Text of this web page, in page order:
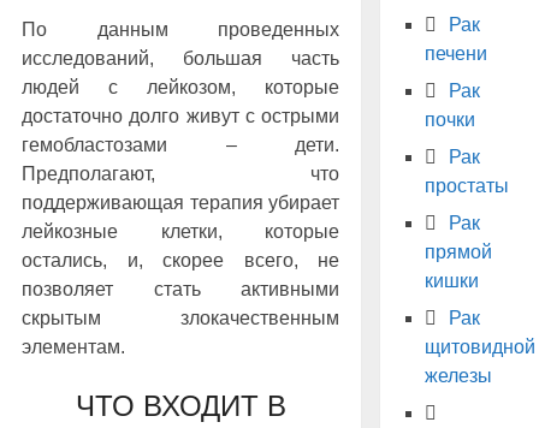
По данным проведенных
исследований, большая часть
людей с лейкозом, которые
достаточно долго живут с острыми
гемобластозами – дети.
Предполагают, что
поддерживающая терапия убирает
лейкозные клетки, которые
остались, и, скорее всего, не
позволяет стать активными
скрытым злокачественным
элементам.
ЧТО ВХОДИТ В
Рак
печени
Рак
почки
Рак
простаты
Рак
прямой
кишки
Рак
щитовидной
железы